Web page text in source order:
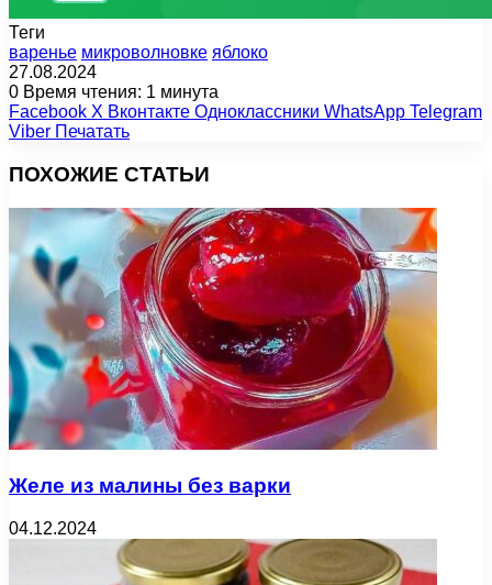
Теги
варенье микроволновке яблоко
27.08.2024
0 Время чтения: 1 минута
Facebook X Вконтакте Одноклассники WhatsApp Telegram
Viber Печатать
ПОХОЖИЕ СТАТЬИ
Желе из малины без варки
04.12.2024